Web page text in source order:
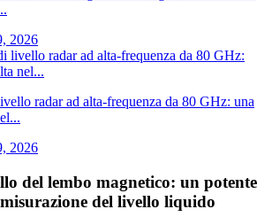
2026
radar ad alta-frequenza da 80 GHz: una
2026
del lembo magnetico: un potente
del livello liquido